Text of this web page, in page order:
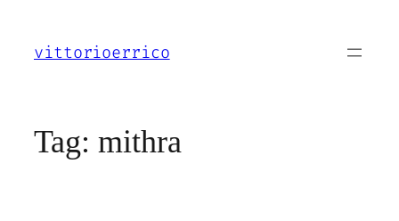
contenuto
vittorioerrico
Tag: mithra